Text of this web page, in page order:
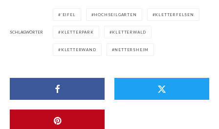
SCHLAGWÖRTER
`EIFEL HOCHSEILGARTEN KLETTERFELSEN
KLETTERPARK KLETTERWALD
KLETTERWAND NETTERSHEIM